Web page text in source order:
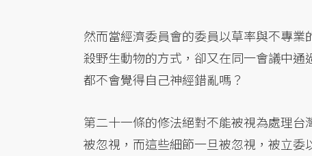
然而當經濟委員會的委員以草率與不專
殺野生動物的方式，卻又在同一會議中
都不會覺得自己神經錯亂嗎？
第二十一條的修法絕對不能被視為處理
被忽視，而這些細節一旦被忽視，被立